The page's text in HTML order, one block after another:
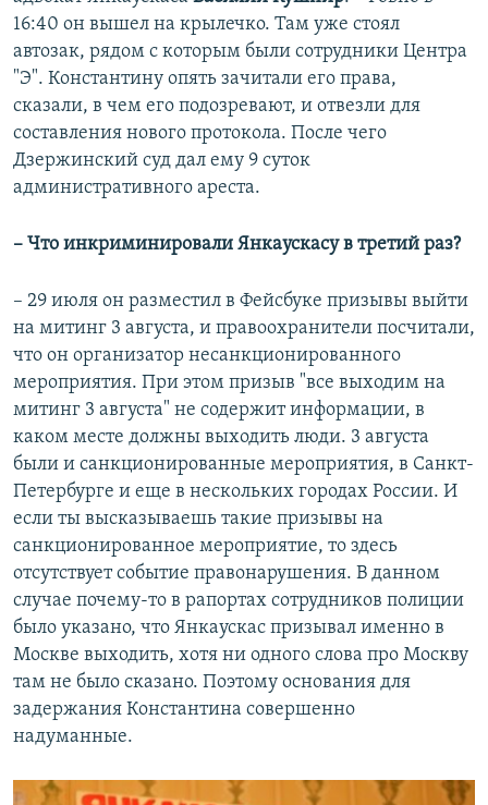
16:40 он вышел на крылечко. Там уже стоял
автозак, рядом с которым были сотрудники Центра
"Э". Константину опять зачитали его права,
сказали, в чем его подозревают, и отвезли для
составления нового протокола. После чего
Дзержинский суд дал ему 9 суток
административного ареста.
– Что инкриминировали Янкаускасу в третий раз?
– 29 июля он разместил в Фейсбуке призывы выйти
на митинг 3 августа, и правоохранители посчитали,
что он организатор несанкционированного
мероприятия. При этом призыв "все выходим на
митинг 3 августа" не содержит информации, в
каком месте должны выходить люди. 3 августа
были и санкционированные мероприятия, в Санкт-
Петербурге и еще в нескольких городах России. И
если ты высказываешь такие призывы на
санкционированное мероприятие, то здесь
отсутствует событие правонарушения. В данном
случае почему-то в рапортах сотрудников полиции
было указано, что Янкаускас призывал именно в
Москве выходить, хотя ни одного слова про Москву
там не было сказано. Поэтому основания для
задержания Константина совершенно
надуманные.